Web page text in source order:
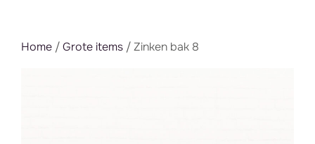
Home /Grote items / Zinken bak 8